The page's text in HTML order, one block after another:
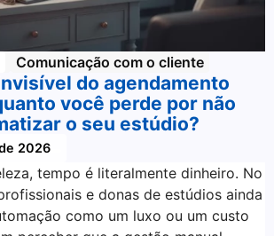
Comunicação com o cliente
do agendamento
você perde por não
o seu estúdio?
2026
tempo é literalmente dinheiro. No
e donas de estúdios ainda
como um luxo ou um custo